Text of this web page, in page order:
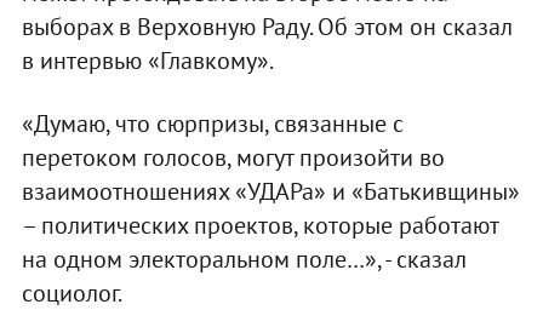
выборах в Верховную Раду. Об этом он сказал
в интервью «Главкому».
«Думаю, что сюрпризы, связанные с
перетоком голосов, могут произойти во
взаимоотношениях «УДАРа» и «Батькивщины»
– политических проектов, которые работают
на одном электоральном поле…», - сказал
социолог.